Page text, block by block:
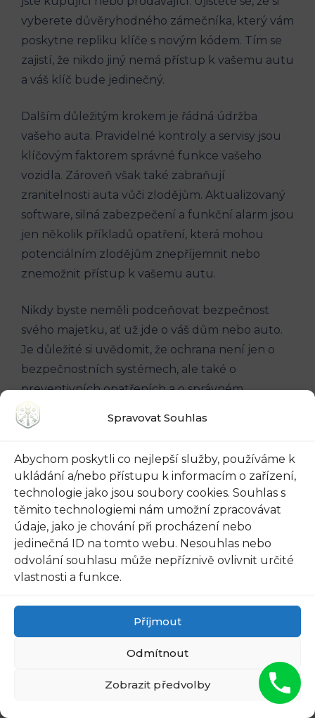
Spravovat Souhlas
Abychom poskytli co nejlepší služby, používáme k
ukládání a/nebo přístupu k informacím o zařízení,
technologie jako jsou soubory cookies. Souhlas s
těmito technologiemi nám umožní zpracovávat
údaje, jako je chování při procházení nebo
jedinečná ID na tomto webu. Nesouhlas nebo
odvolání souhlasu může nepříznivě ovlivnit určité
vlastnosti a funkce.
Příjmout
Odmítnout
Zobrazit předvolby
vyberete důvěryhodného zámečníka, který vám‍
poskytne repliku klíče ​s ⁢novým kódem. Tím ‍se
zajistí, že nikdo jiný nemá ​přístup k vašemu autu
a váš klíč bude jedinečný.
Dalším důležitým krokem je ⁢řádná údržba‍
vašeho‌ auta. Pravidelné ​kontroly ⁤a⁤ servisy jsou
klíčovým ⁢faktorem správné ⁣funkce vašeho
vozidla.​ Zároveň však také ​zabraňují
zranitelnosti ​auta vůči zlodějům.⁢ Aktualizovaný⁣
software, silná ⁤zabezpečení⁢ a⁣ funkční alarm ‌jsou
jen ⁤několik příkladů‌ opatření, která mohou
potenciálním zlodějům ⁢znepříjemnit nebo
znemožnit přístup k​ vašemu​ autu.
Nikdy byste neměli podceňovat bezpečnost⁣
svého majetku, ať už jde o váš dům nebo auto.⁢
Je důležité si uvědomit, že ochrana ⁢není jen o
bezpečnostních systémech, ale také o
‍preventivních opatřeních a o​ správném
postupu.​ S dodržováním těchto‌ klíčových
způsobů ochrany ‌se můžete⁣ cítit⁣ klidněji a
že tento‌ článek ​vám poskytl užitečné informace
⁢o změně klíče při koupi auta. ⁣Bezpečnost je
nedílnou součástí vlastnictví a správná‌ péče ⁢o
vaše​ auto je⁤ klíčem k jejímu zachování.
Pamatujte, ‌že pouze vy máte právo ovládat
přístup⁣ k vašemu vozidlu. Ať už ‍jste ⁢získali nový
nebo ojetý vůz, vždy se ⁤ujistěte, že jste jediní‍
majitelé klíče. Nechte ⁣si změnu klíče od
profesionálů, kteří ‌mají ​zkušenosti s​
Zapamatujte si klíčové ⁤body: ​po koupi auta je
důležité vyměnit‌ všechny klíče, nezapomeňte